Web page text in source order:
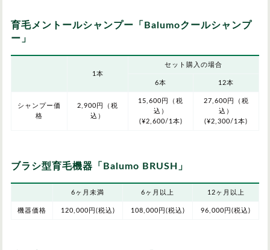
育毛メントールシャンプー「Balumoクールシャンプ
ー」
1本
セット購入の場合
6本 12本
シャンプー価
格
2,900円（税
込）
15,600円（税
込）
(¥2,600/1本)
27,600円（税
込）
(¥2,300/1本)
ブラシ型育毛機器「Balumo BRUSH」
6ヶ月未満 6ヶ月以上 12ヶ月以上
機器価格 120,000円(税込) 108,000円(税込) 96,000円(税込)